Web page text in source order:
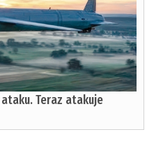
Teraz atakuje